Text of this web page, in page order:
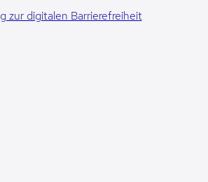
zur digitalen Barrierefreiheit